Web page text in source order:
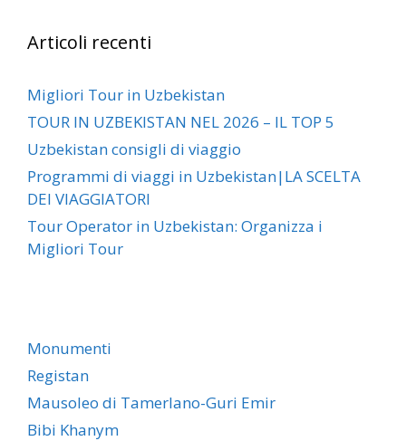
Articoli recenti
Migliori Tour in Uzbekistan
TOUR IN UZBEKISTAN NEL 2026 – IL TOP 5
Uzbekistan consigli di viaggio
Programmi di viaggi in Uzbekistan|LA SCELTA
DEI VIAGGIATORI
Tour Operator in Uzbekistan: Organizza i
Migliori Tour
Monumenti
Registan
Mausoleo di Tamerlano-Guri Emir
Bibi Khanym